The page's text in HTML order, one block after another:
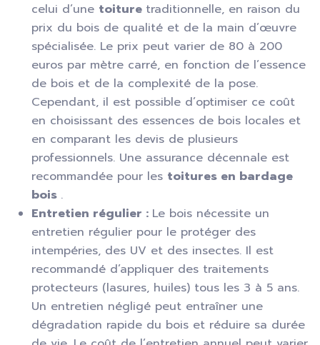
celui d’une toiture traditionnelle, en raison du
prix du bois de qualité et de la main d’œuvre
spécialisée. Le prix peut varier de 80 à 200
euros par mètre carré, en fonction de l’essence
de bois et de la complexité de la pose.
Cependant, il est possible d’optimiser ce coût
en choisissant des essences de bois locales et
en comparant les devis de plusieurs
professionnels. Une assurance décennale est
recommandée pour les toitures en bardage
bois .
Entretien régulier : Le bois nécessite un
entretien régulier pour le protéger des
intempéries, des UV et des insectes. Il est
recommandé d’appliquer des traitements
protecteurs (lasures, huiles) tous les 3 à 5 ans.
Un entretien négligé peut entraîner une
dégradation rapide du bois et réduire sa durée